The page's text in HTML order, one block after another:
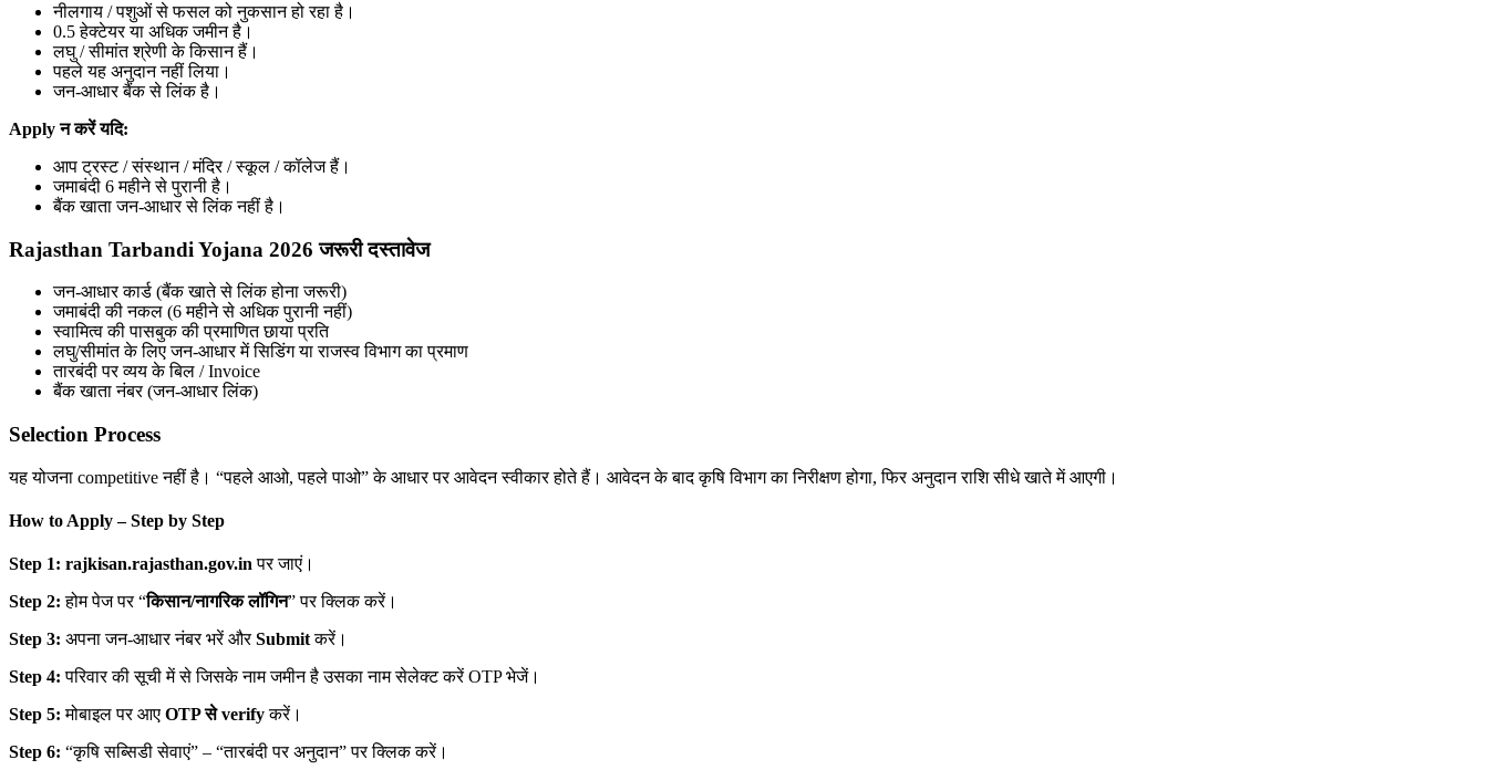
नीलगाय / पशुओं से फसल को नुकसान हो रहा है।
0.5 हेक्टेयर या अधिक जमीन है।
लघु / सीमांत श्रेणी के किसान हैं।
पहले यह अनुदान नहीं लिया।
जन-आधार बैंक से लिंक है।
Apply न करें यदि:
आप ट्रस्ट / संस्थान / मंदिर / स्कूल / कॉलेज हैं।
जमाबंदी 6 महीने से पुरानी है।
बैंक खाता जन-आधार से लिंक नहीं है।
Rajasthan Tarbandi Yojana 2026 जरूरी दस्तावेज
जन-आधार कार्ड (बैंक खाते से लिंक होना जरूरी)
जमाबंदी की नकल (6 महीने से अधिक पुरानी नहीं)
स्वामित्व की पासबुक की प्रमाणित छाया प्रति
लघु/सीमांत के लिए जन-आधार में सिडिंग या राजस्व विभाग का प्रमाण
तारबंदी पर व्यय के बिल / Invoice
बैंक खाता नंबर (जन-आधार लिंक)
Selection Process
यह योजना competitive नहीं है। “पहले आओ, पहले पाओ” के आधार पर आवेदन स्वीकार होते हैं। आवेदन के बाद कृषि विभाग का निरीक्षण होगा, फिर अनुदान राशि सीधे खाते में आएगी।
How to Apply – Step by Step
Step 1: rajkisan.rajasthan.gov.in पर जाएं।
Step 2: होम पेज पर “किसान/नागरिक लॉगिन” पर क्लिक करें।
Step 3: अपना जन-आधार नंबर भरें औरSubmitकरें।
Step 4: परिवार की सूची में से जिसके नाम जमीन है उसका नाम सेलेक्ट करें OTP भेजें।
Step 5: मोबाइल पर आए OTP से verifyकरें।
Step 6: “कृषि सब्सिडी सेवाएं” – “तारबंदी पर अनुदान” पर क्लिक करें।